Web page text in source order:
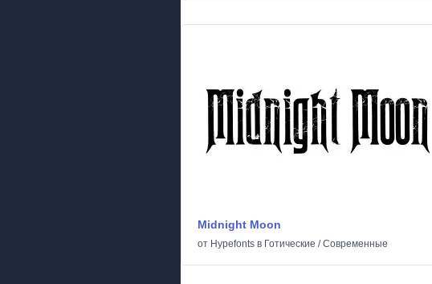
Midnight Moon
от Hypefonts в Готические /Современные